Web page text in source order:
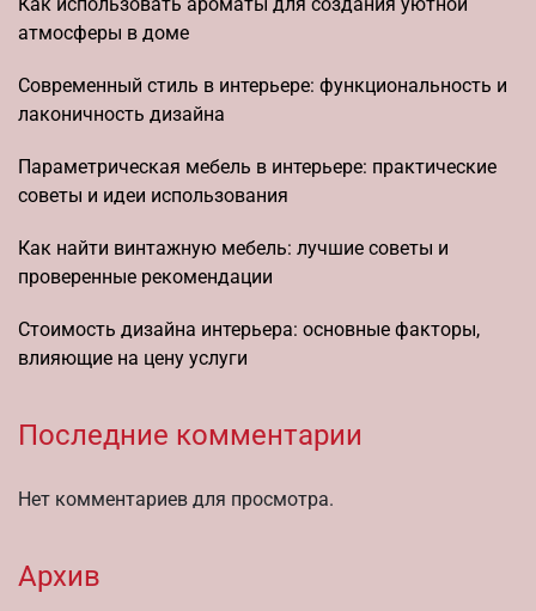
Как использовать ароматы для создания уютной
атмосферы в доме
Современный стиль в интерьере: функциональность и
лаконичность дизайна
Параметрическая мебель в интерьере: практические
советы и идеи использования
Как найти винтажную мебель: лучшие советы и
проверенные рекомендации
Стоимость дизайна интерьера: основные факторы,
влияющие на цену услуги
Последние комментарии
Нет комментариев для просмотра.
Архив